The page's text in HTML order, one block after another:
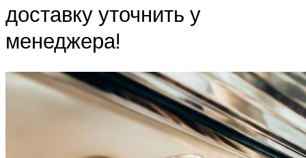
доставку уточнить у
менеджера!